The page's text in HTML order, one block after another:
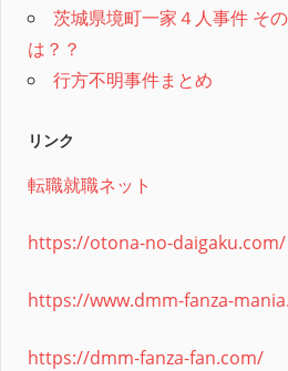
茨城県境町一家４人事件 そ
は？？
行方不明事件まとめ
リンク
転職就職ネット
https://otona-no-daigaku.com/
https://www.dmm-fanza-
https://dmm-fanza-fan.com/